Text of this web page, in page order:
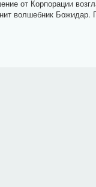
от Корпорации
волшебник Божидар.